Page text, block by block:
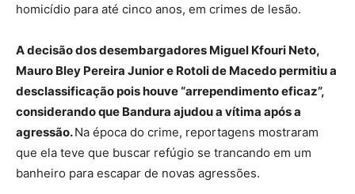
homicídio para até cinco anos, em crimes de lesão.
A decisão dos desembargadores Miguel Kfouri Neto,
Mauro Bley Pereira Junior e Rotoli de Macedo permitiu a
desclassificação pois houve “arrependimento eficaz”,
considerando que Bandura ajudou a vítima após a
agressão.Na época do crime, reportagens mostraram
que ela teve que buscar refúgio se trancando em um
banheiro para escapar de novas agressões.